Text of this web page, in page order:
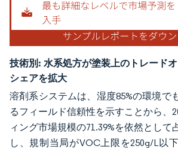
技術別: 水系処方が塗装上のトレード
シェアを拡大
溶剤系システムは、湿度85%の環境で
るフィールド信頼性を示すことから、
ィング市場規模の71.39%を依然として
し、規制当局がVOC上限を250g/L以